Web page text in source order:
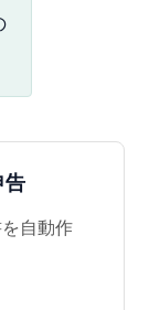
告
自動作